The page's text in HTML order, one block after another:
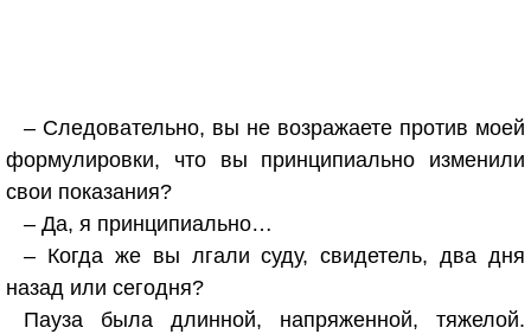
– Следовательно, вы не возражаете против моей
формулировки, что вы принципиально изменили
свои показания?
– Да, я принципиально…
– Когда же вы лгали суду, свидетель, два дня
назад или сегодня?
Пауза была длинной, напряженной, тяжелой.